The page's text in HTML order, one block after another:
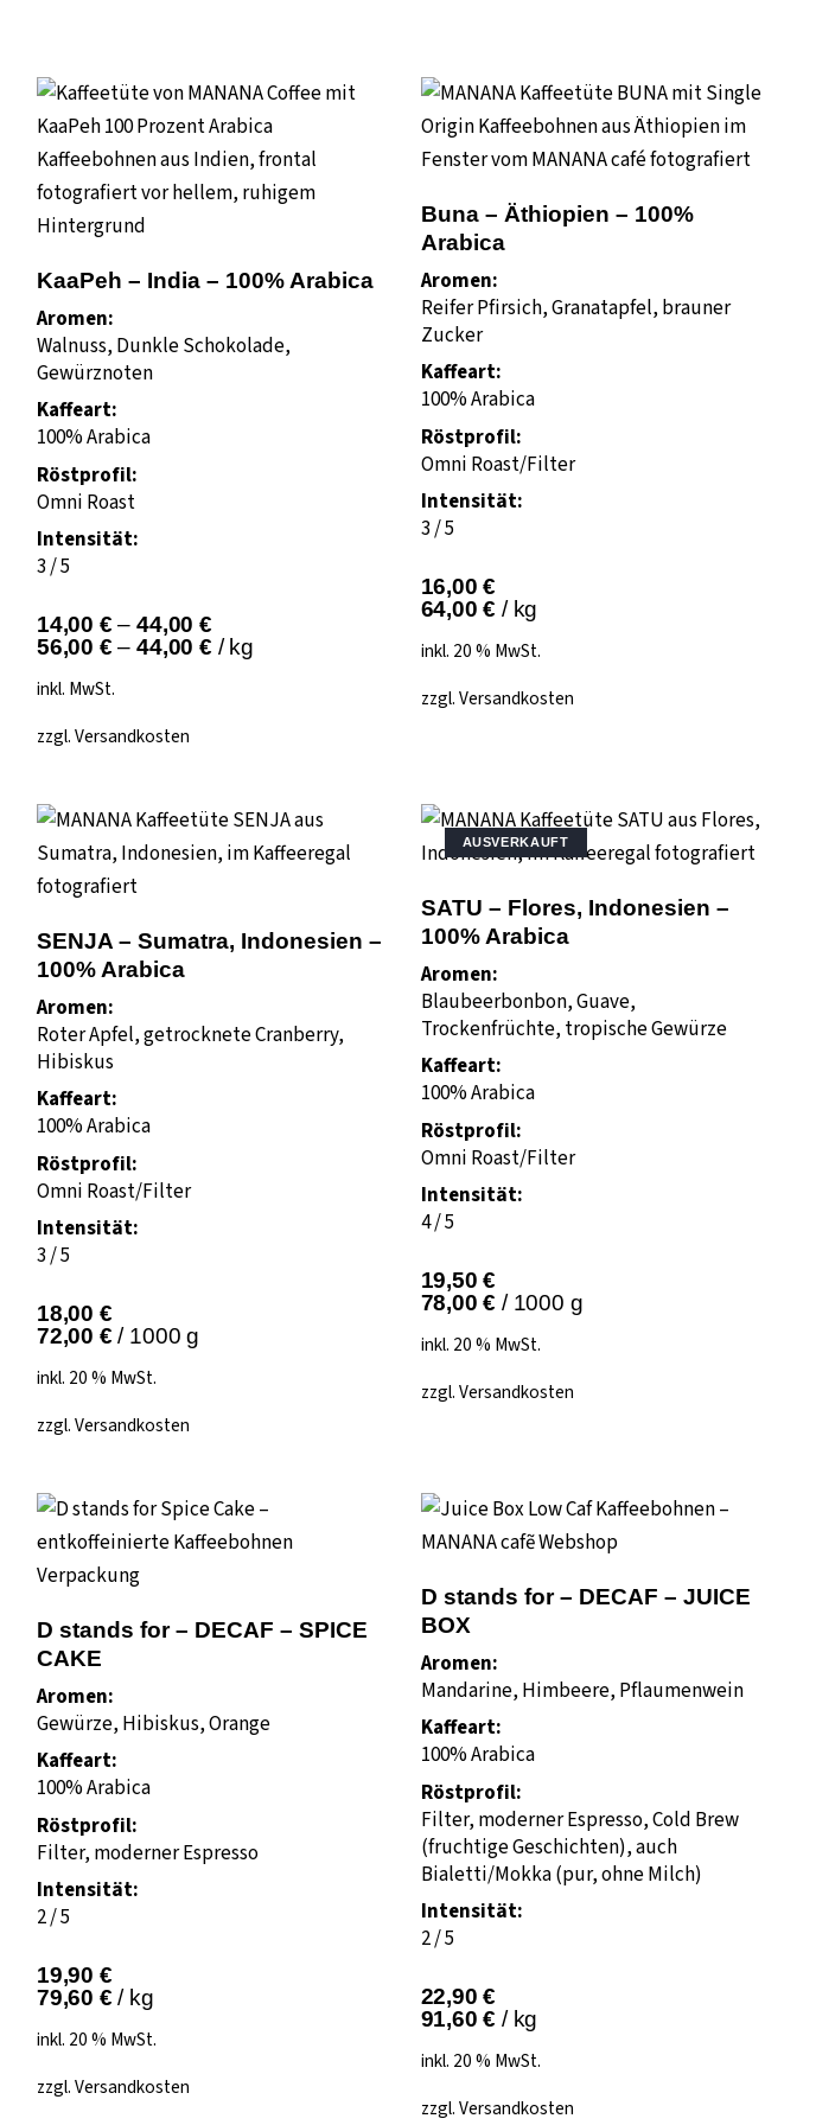
KaaPeh – India – 100% Arabica
Aromen:
Walnuss, Dunkle Schokolade,
Gewürznoten
Kaffeart:
100% Arabica
Röstprofil:
Omni Roast
Intensität:
3 / 5
14,00 € –44,00 €
56,00 € –44,00 € /kg
inkl. MwSt.
zzgl.Versandkosten
Buna – Äthiopien – 100%
Arabica
Aromen:
Reifer Pfirsich, Granatapfel, brauner
Zucker
Kaffeart:
100% Arabica
Röstprofil:
Omni Roast/Filter
Intensität:
3 / 5
16,00€
64,00€ / kg
inkl. 20 % MwSt.
zzgl.Versandkosten
SENJA – Sumatra, Indonesien –
100% Arabica
Aromen:
Roter Apfel, getrocknete Cranberry,
Hibiskus
Kaffeart:
100% Arabica
Röstprofil:
Omni Roast/Filter
Intensität:
3 / 5
18,00 €
72,00 € / 1000 g
inkl. 20 % MwSt.
zzgl.Versandkosten
AUSVERKAUFT
SATU – Flores, Indonesien –
100% Arabica
Aromen:
Blaubeerbonbon, Guave,
Trockenfrüchte, tropische Gewürze
Kaffeart:
100% Arabica
Röstprofil:
Omni Roast/Filter
Intensität:
4 / 5
19,50€
78,00€ / 1000 g
inkl. 20 % MwSt.
zzgl.Versandkosten
D stands for – DECAF – SPICE
CAKE
Aromen:
Gewürze, Hibiskus, Orange
Kaffeart:
100% Arabica
Röstprofil:
Filter, moderner Espresso
Intensität:
2 / 5
19,90 €
79,60 € / kg
inkl. 20 % MwSt.
zzgl.Versandkosten
D stands for – DECAF – JUICE
BOX
Aromen:
Mandarine, Himbeere, Pflaumenwein
Kaffeart:
100% Arabica
Röstprofil:
Filter, moderner Espresso, Cold Brew
(fruchtige Geschichten), auch
Bialetti/Mokka (pur, ohne Milch)
Intensität:
2 / 5
22,90€
91,60€ / kg
inkl. 20 % MwSt.
zzgl.Versandkosten